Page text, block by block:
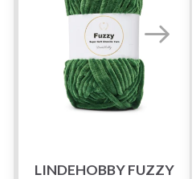
LINDEHOBBY FUZZY